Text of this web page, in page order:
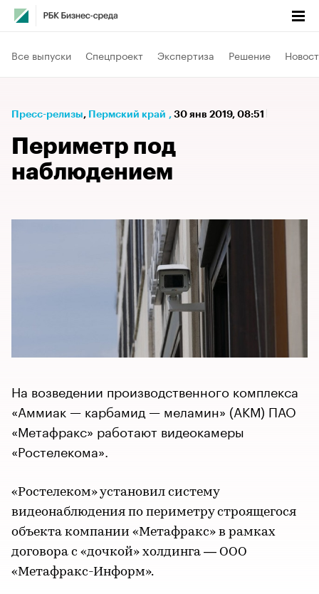
Все выпуски Спецпроект Экспертиза Решение
Пресс-релизы⁠, Пермский край , 30 янв 2019, 08:51
Периметр под
наблюдением
На возведении производственного комплекса
«Аммиак — карбамид —​​​​​​​ меламин» (АКМ) ПАО
«Метафракс» работают видеокамеры
«Ростелекома».
«Ростелеком» установил систему
видеонаблюдения по периметру строящегося
объекта компании «Метафракс» в рамках
договора с «дочкой» холдинга — ООО
«Метафракс-Информ».